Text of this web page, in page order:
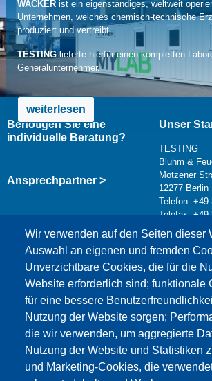
WACKERist ein eigenständiges, weltweit
Unternehmen, welches chemisch-technische
produziert und vertreibt.
TESTINGlieferte hierfür einen kompletten
Generalunternehmer.
weiterlesen
Wir verwenden auf den Seiten dieser
Auswahl an eigenen und fremden
Unverzichtbare Cookies, die für die
Website erforderlich sind; funktionale
für eine bessere
Nutzung der Website sorgen;
die wir verwenden, um aggregierte
Nutzung der Website und Statistiken
und Marketing-Cookies, die
Benötigen Sie eine
individuelle Beratung?
Ansprechpartner >
Unser
TESTING
Bluhm &
Motzener
12277 Berlin
Telefon: +49
Telefax: +49
Dieser Inhalt ist blockiert, da die
Cookies nicht akzeptiert